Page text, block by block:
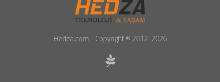
Hedza.com - Copyright ® 2012-2026